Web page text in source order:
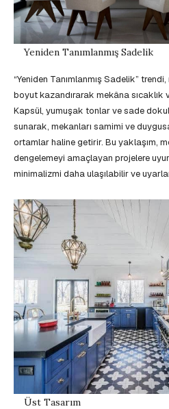
Yeniden Tanımlanmış Sadelik
“Yeniden Tanımlanmış Sadelik”
boyut kazandırarak mekâna sıcaklık
Kapsül, yumuşak tonlar ve sade
sunarak, mekanları samimi ve
ortamlar haline getirir. Bu yaklaşım,
dengelemeyi amaçlayan projelere
minimalizmi daha ulaşılabilir ve
Üst Tasarım